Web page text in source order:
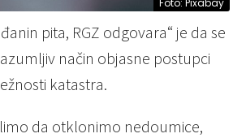
Foto: Pixabay
pita, RGZ odgovara“ je da se
način objasne postupci
katastra.
da otklonimo nedoumice,